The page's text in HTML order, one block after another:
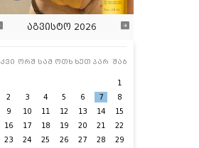
აგვისტო 2026
კვი ორშ სამ ოთხ ხუთ პარ შაბ
1
2
3 4 5 6 7
8
9
10 11 12 13 14
15
16
17 18 19 20 21
22
23
24 25 26 27 28
29